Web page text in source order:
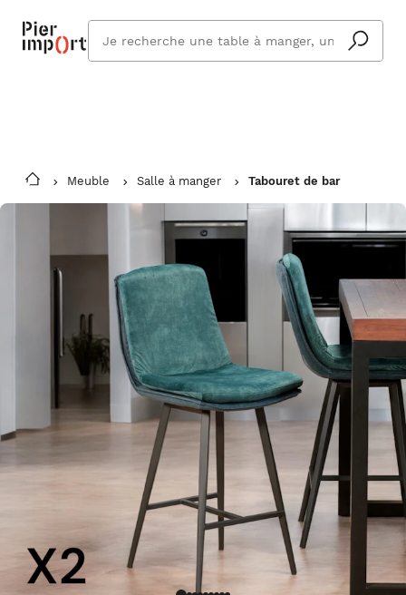
Vous êtes absent ? Pier Import s'adapte
et vous livre à votre retour.
En savoir plus
cherchez
vous ?
Meuble Salle à manger Tabouret de bar